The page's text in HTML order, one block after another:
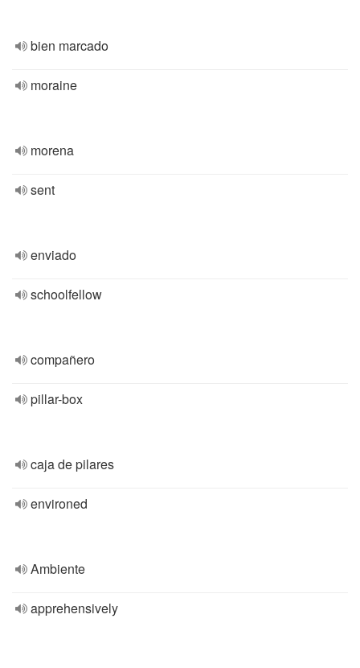
bien marcado
moraine
morena
sent
enviado
schoolfellow
compañero
pillar-box
caja de pilares
environed
Ambiente
apprehensively